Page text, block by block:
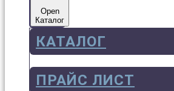
Open
Каталог
КАТАЛОГ
ПРАЙС ЛИСТ